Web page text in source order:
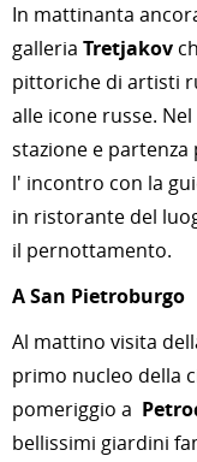
In mattinanta
galleria Tretjakov
pittoriche di artisti
alle icone russe.
stazione e partenza
l' incontro con la
in ristorante del
il pernottamento.
ASan Pietroburgo
Al mattino visita
primo nucleo della
pomeriggio a
bellissimi giardini